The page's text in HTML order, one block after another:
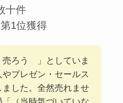
十件
1位獲得
ろう 」としていま
プレゼン・セールス
した。全然売れませ